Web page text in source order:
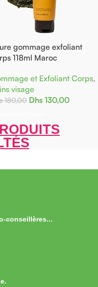
gommage exfoliant
118ml Maroc
et Exfoliant Corps,
visage
Dhs130,00
conseillères...